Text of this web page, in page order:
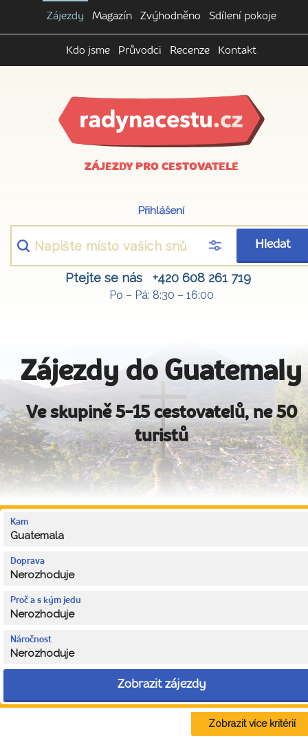
Zájezdy Magazín Zvýhodněno Sdílení pokoje
Kdo jsme Průvodci Recenze Kontakt
ZÁJEZDY PRO CESTOVATELE
Přihlášení
Hledat
Ptejte se nás +420 608 261 719
Po – Pá: 8:30 – 16:00
Zájezdy do Guatemaly
Ve skupině 5-15 cestovatelů, ne 50
turistů
Kam
Guatemala
Doprava
Nerozhoduje
Proč a s kým jedu
Nerozhoduje
Náročnost
Nerozhoduje
Zobrazit zájezdy
Zobrazit více kritérií